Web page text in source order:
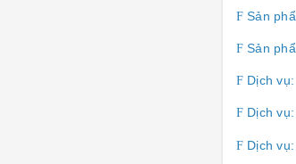
FSản
FSản
FDịch
FDịch
FDịch